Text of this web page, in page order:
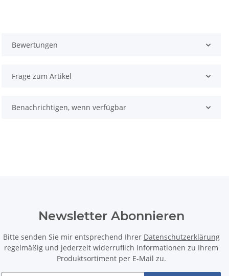
Bewertungen
Frage zum Artikel
Benachrichtigen, wenn verfügbar
Newsletter Abonnieren
Bitte senden Sie mir entsprechend Ihrer Datenschutzerklärung
regelmäßig und jederzeit widerruflich Informationen zu Ihrem
Produktsortiment per E-Mail zu.